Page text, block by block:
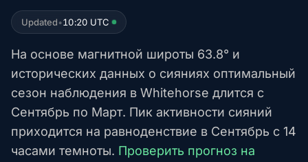
Updated•10:20 UTC
На основе магнитной широты 63.8° и
исторических данных о сияниях оптимальный
сезон наблюдения в Whitehorse длится с
Сентябрь по Март. Пик активности сияний
приходится на равноденствие в Сентябрь с 14
часами темноты. Проверить прогноз на